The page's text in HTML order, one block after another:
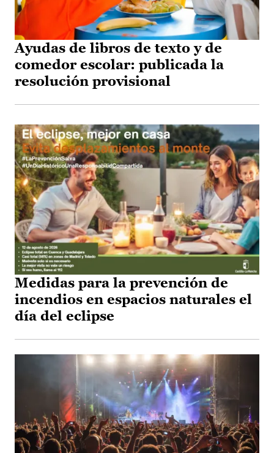
Ayudas de libros de texto y de
comedor escolar: publicada la
resolución provisional
Medidas para la prevención de
incendios en espacios naturales el
día del eclipse